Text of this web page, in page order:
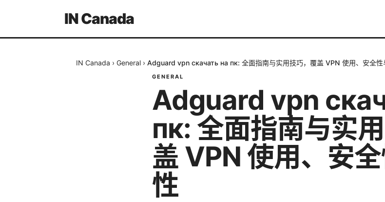
IN Canada
IN Canada › General › Adguard vpn скачать на пк: 全面指南与实用技巧，覆盖 VPN 使用、安全性
GENERAL
Adguard vpn
пк: 全面指南与实
盖 VPN 使用、安
性